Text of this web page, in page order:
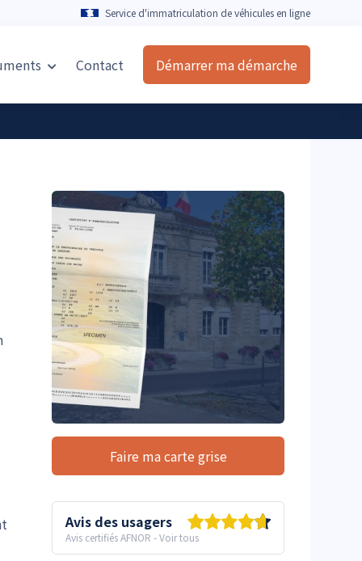
Service d'immatriculation de véhicules en ligne
Contact Démarrer ma démarche
Faire ma carte grise
Avis des usagers
Avis certifiés AFNOR -Voir tous